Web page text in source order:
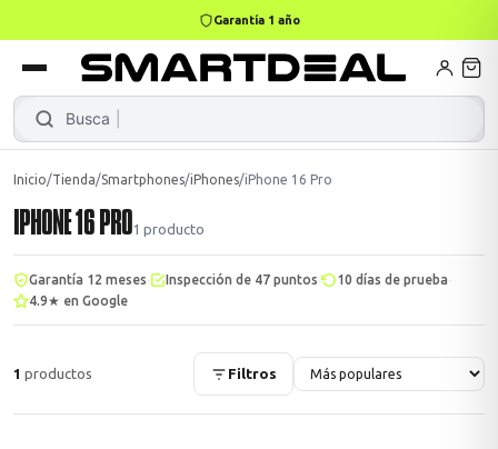
Garantía 1 año
Busca
Gamer
MacBook Air
→
→
Mini PC
Inicio/Tienda/Smartphones/iPhones/iPhone 16 Pro
IPHONE 16 PRO1 producto
Garantía 12 meses Inspección de 47 puntos 10 días de prueba
4.9★ en Google
1 productos Filtros